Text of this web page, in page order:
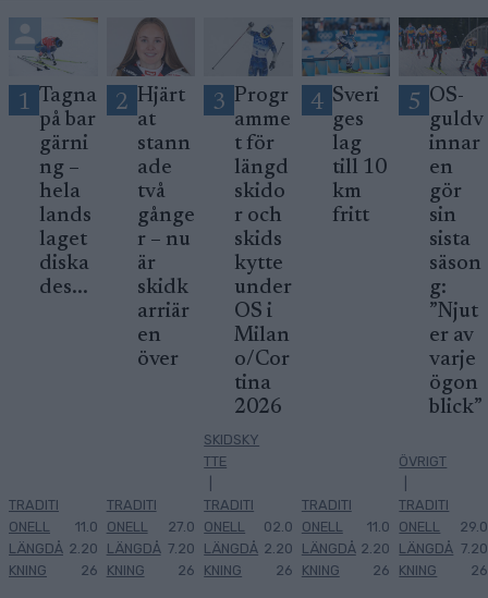
1 Tagna
på bar
gärni
ng –
hela
lands
laget
diska
des...
TRADITI
ONELL
LÄNGDÅ
KNING
11.0
2.20
26
2 Hjärt
at
stann
ade
två
gånge
r – nu
är
skidk
arriär
en
över
TRADITI
ONELL
LÄNGDÅ
KNING
27.0
7.20
26
3 Progr
amme
t för
längd
skido
r och
skids
kytte
under
OS i
Milan
o/Cor
tina
2026
SKIDSKY
TTE
TRADITI
ONELL
LÄNGDÅ
KNING
02.0
2.20
26
4 Sveri
ges
lag
till 10
km
fritt
TRADITI
ONELL
LÄNGDÅ
KNING
11.0
2.20
26
5 OS-
guldv
innar
en
gör
sin
sista
säson
g:
”Njut
er av
varje
ögon
blick”
ÖVRIGT
TRADITI
ONELL
LÄNGDÅ
KNING
29.0
7.20
26